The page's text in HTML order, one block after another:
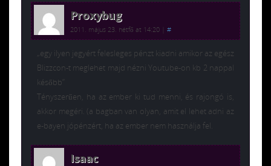
Proxybug
2011. május 23. hétfő at 14:20 #
„egy ilyen jegyért felesleges pénzt kiadni amikor az egész
Blizzcon-t meglehet majd nézni Youtube-on kb 2 nappal
később”
Tényszerűen, ha az ember ki tud menni, és rajongó is,
akkor megéri. (a bagban van olyan, amit el lehet adni az
e-bayen jópénzért, ha az ember nem használja fel.
Isaac